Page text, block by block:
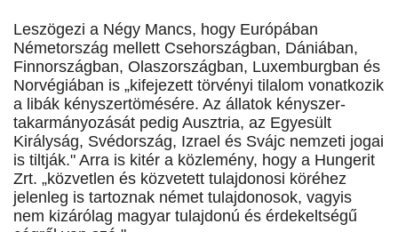
Leszögezi a Négy Mancs, hogy Európában
Németország mellett Csehországban, Dániában,
Finnországban, Olaszországban, Luxemburgban és
Norvégiában is „kifejezett törvényi tilalom vonatkozik
a libák kényszertömésére. Az állatok kényszer-
takarmányozását pedig Ausztria, az Egyesült
Királyság, Svédország, Izrael és Svájc nemzeti jogai
is tiltják." Arra is kitér a közlemény, hogy a Hungerit
Zrt. „közvetlen és közvetett tulajdonosi köréhez
jelenleg is tartoznak német tulajdonosok, vagyis
nem kizárólag magyar tulajdonú és érdekeltségű